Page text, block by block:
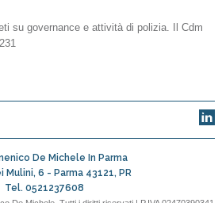
su governance e attività di polizia. Il Cdm
De Michele In Parma
Mulini, 6 - Parma 43121, PR
Tel. 0521237608